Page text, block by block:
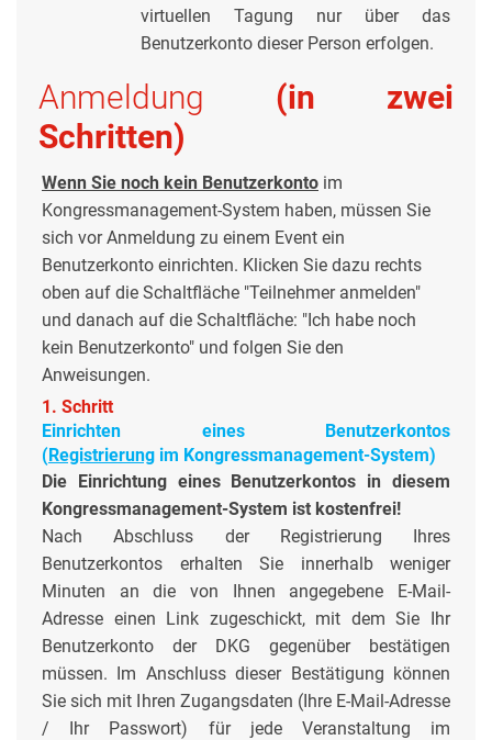
virtuellen Tagung nur über das
Benutzerkonto dieser Person erfolgen.
Anmeldung (in zwei
Schritten)
Wenn Sie noch kein Benutzerkonto im
Kongressmanagement-System haben, müssen Sie
sich vor Anmeldung zu einem Event ein
Benutzerkonto einrichten. Klicken Sie dazu rechts
oben auf die Schaltfläche "Teilnehmer anmelden"
und danach auf die Schaltfläche: "Ich habe noch
kein Benutzerkonto" und folgen Sie den
Anweisungen.
1. Schritt
Einrichten eines Benutzerkontos
(Registrierung im Kongressmanagement-System)
Die Einrichtung eines Benutzerkontos in diesem
Kongressmanagement-System ist kostenfrei!
Nach Abschluss der Registrierung Ihres
Benutzerkontos erhalten Sie innerhalb weniger
Minuten an die von Ihnen angegebene E-Mail-
Adresse einen Link zugeschickt, mit dem Sie Ihr
Benutzerkonto der DKG gegenüber bestätigen
müssen. Im Anschluss dieser Bestätigung können
Sie sich mit Ihren Zugangsdaten (Ihre E-Mail-Adresse
/ Ihr Passwort) für jede Veranstaltung im